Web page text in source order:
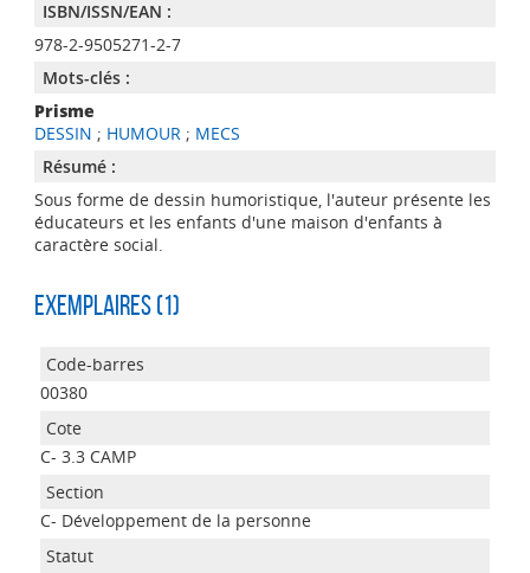
ISBN/ISSN/EAN :
978-2-9505271-2-7
Mots-clés :
Prisme
DESSIN ; HUMOUR; MECS
Résumé :
Sous forme de dessin humoristique, l'auteur présente les
éducateurs et les enfants d'une maison d'enfants à
caractère social.
Exemplaires (1)
00380
C- 3.3 CAMP
C- Développement de la personne